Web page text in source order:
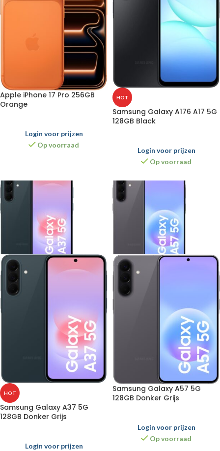
Apple iPhone 17 Pro 256GB
Orange
Login voor prijzen
Op voorraad
HOT
Samsung Galaxy A176 A17 5G
128GB Black
Login voor prijzen
Op voorraad
HOT
Samsung Galaxy A37 5G
128GB Donker Grijs
Login voor prijzen
Samsung Galaxy A57 5G
128GB Donker Grijs
Login voor prijzen
Op voorraad